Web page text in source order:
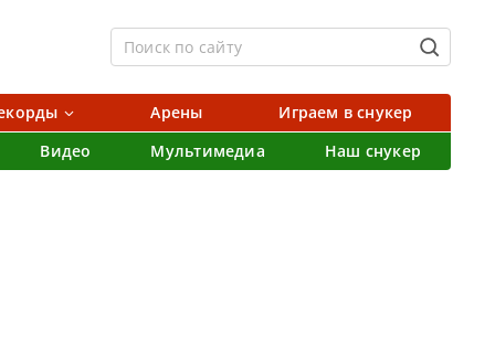
Арены
Играем в снукер
Видео Мультимедиа Наш снукер